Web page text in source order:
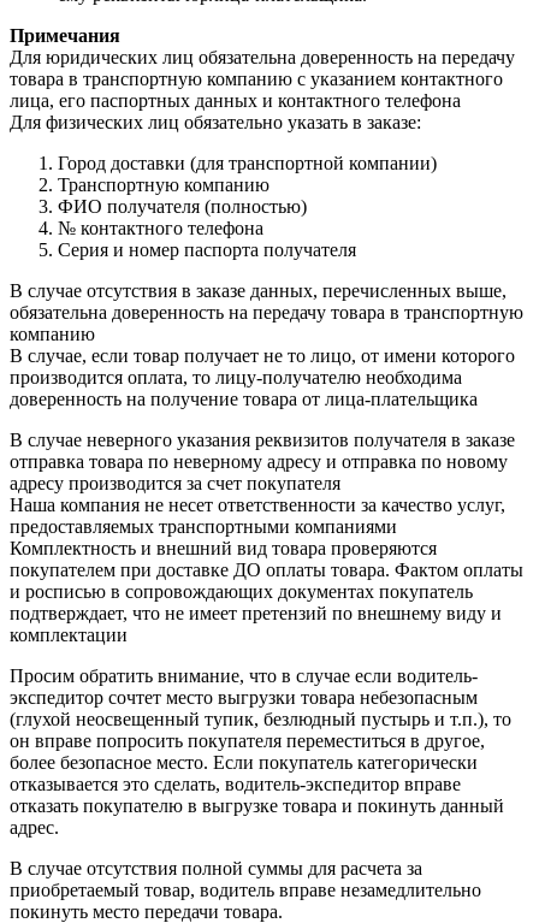
Примечания
Для юридических лиц обязательна доверенность на передачу
товара в транспортную компанию с указанием контактного
лица, его паспортных данных и контактного телефона
Для физических лиц обязательно указать в заказе:
Город доставки (для транспортной компании)
Транспортную компанию
ФИО получателя (полностью)
№ контактного телефона
Серия и номер паспорта получателя
В случае отсутствия в заказе данных, перечисленных выше,
обязательна доверенность на передачу товара в транспортную
компанию
В случае, если товар получает не то лицо, от имени которого
производится оплата, то лицу-получателю необходима
доверенность на получение товара от лица-плательщика
В случае неверного указания реквизитов получателя в заказе
отправка товара по неверному адресу и отправка по новому
адресу производится за счет покупателя
Наша компания не несет ответственности за качество услуг,
предоставляемых транспортными компаниями
Комплектность и внешний вид товара проверяются
покупателем при доставке ДО оплаты товара. Фактом оплаты
и росписью в сопровождающих документах покупатель
подтверждает, что не имеет претензий по внешнему виду и
комплектации
Просим обратить внимание, что в случае если водитель-
экспедитор сочтет место выгрузки товара небезопасным
(глухой неосвещенный тупик, безлюдный пустырь и т.п.), то
он вправе попросить покупателя переместиться в другое,
более безопасное место. Если покупатель категорически
отказывается это сделать, водитель-экспедитор вправе
отказать покупателю в выгрузке товара и покинуть данный
адрес.
В случае отсутствия полной суммы для расчета за
приобретаемый товар, водитель вправе незамедлительно
покинуть место передачи товара.